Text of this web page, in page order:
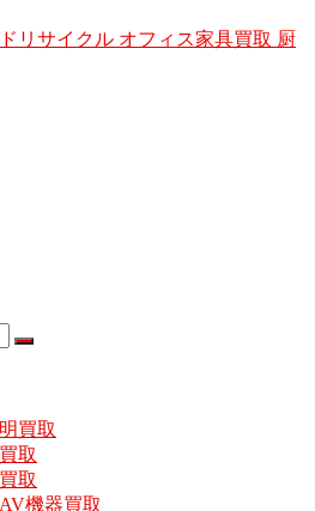
リサイクル オフィス家具買取 厨
買取
取
取
機器買取